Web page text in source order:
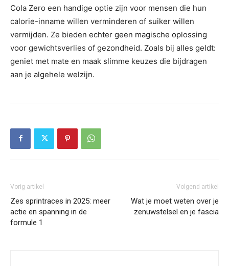
Cola Zero een handige optie zijn voor mensen die hun
calorie-inname willen verminderen of suiker willen
vermijden. Ze bieden echter geen magische oplossing
voor gewichtsverlies of gezondheid. Zoals bij alles geldt:
geniet met mate en maak slimme keuzes die bijdragen
aan je algehele welzijn.
Vorig artikel
Zes sprintraces in 2025: meer
actie en spanning in de
formule 1
Volgend artikel
Wat je moet weten over je
zenuwstelsel en je fascia